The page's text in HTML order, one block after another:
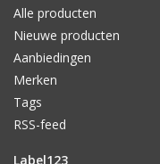
Alle producten
Nieuwe producten
Aanbiedingen
Merken
Tags
RSS-feed
Label123